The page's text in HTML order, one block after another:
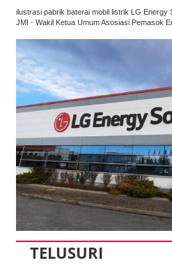
ilustrasi pabrik baterai mobil listrik LG Energy
JMI - Wakil Ketua Umum Asosiasi Pemasok
TELUSURI